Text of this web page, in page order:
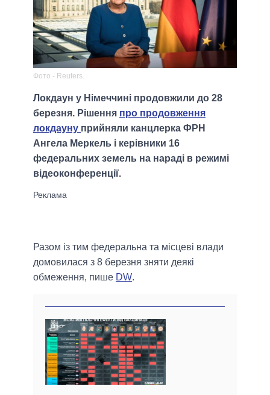
Фото - Reuters.
Локдаун у Німеччині продовжили до 28
березня. Рішення про продовження
локдауну прийняли канцлерка ФРН
Ангела Меркель і керівники 16
федеральних земель на нараді в режимі
відеоконференції.
Разом із тим федеральна та місцеві влади
домовилася з 8 березня зняти деякі
обмеження, пише DW.